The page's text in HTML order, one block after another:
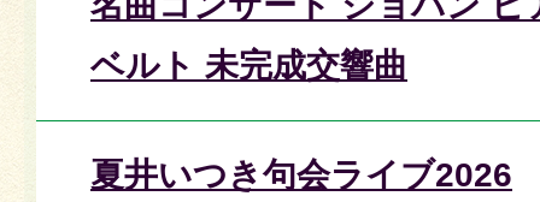
ベルト 未完成交響曲
夏井いつき句会ライブ2026